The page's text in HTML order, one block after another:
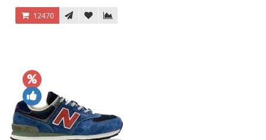
12470